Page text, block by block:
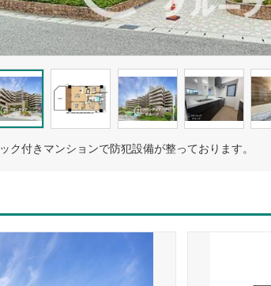
ク付きマンションで防犯設備が整っております。